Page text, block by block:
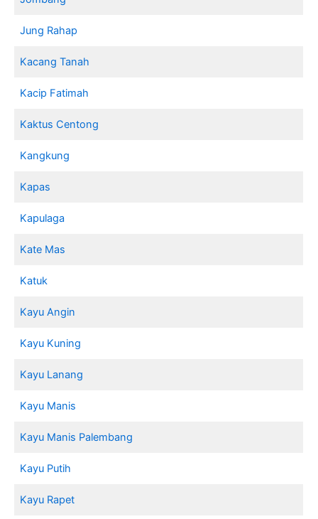
Jung Rahap
Kacang Tanah
Kacip Fatimah
Kaktus Centong
Kangkung
Kapas
Kapulaga
Kate Mas
Katuk
Kayu Angin
Kayu Kuning
Kayu Lanang
Kayu Manis
Kayu Manis Palembang
Kayu Putih
Kayu Rapet